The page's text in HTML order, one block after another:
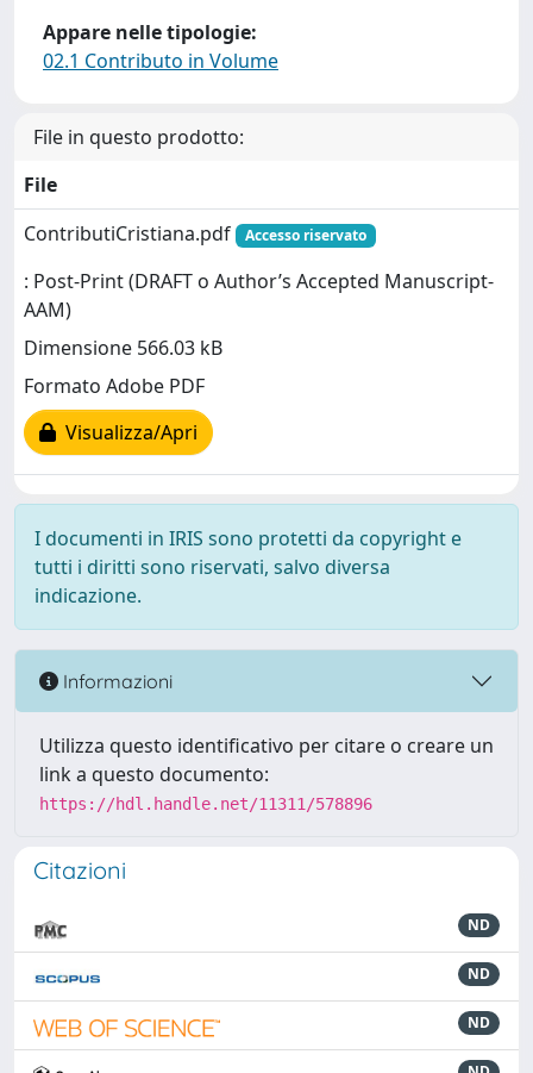
Appare nelle tipologie:
02.1 Contributo in Volume
File in questo prodotto:
File
ContributiCristiana.pdf
Accesso riservato
: Post-Print (DRAFT o Author’s Accepted Manuscript-
AAM)
Dimensione 566.03 kB
Formato Adobe PDF
Visualizza/Apri
I documenti in IRIS sono protetti da copyright e
tutti i diritti sono riservati, salvo diversa
indicazione.
Informazioni
Utilizza questo identificativo per citare o creare un
link a questo documento:
https://hdl.handle.net/11311/578896
Citazioni
ND
ND
ND